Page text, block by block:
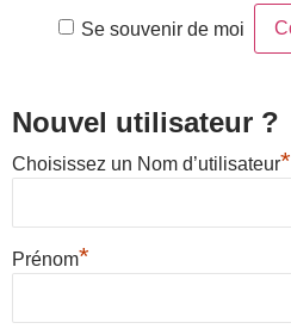
Se souvenir de moi
Nouvel utilisateur ?
Choisissez un Nom d’utilisateur*
Prénom*